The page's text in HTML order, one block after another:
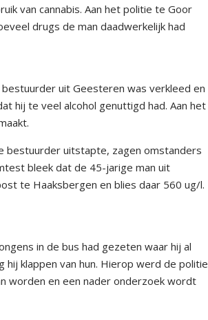
van cannabis. Aan het politie te Goor
drugs de man daadwerkelijk had
uit Geesteren was verkleed en
hij te veel alcohol genuttigd had. Aan het
bestuurder uitstapte, zagen omstanders
bleek dat de 45-jarige man uit
te Haaksbergen en blies daar 560 ug/l.
in de bus had gezeten waar hij al
klappen van hun. Hierop werd de politie
worden en een nader onderzoek wordt